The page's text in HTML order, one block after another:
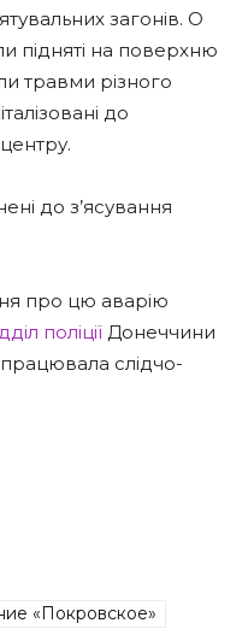
загонів. О
підняті на поверхню
травми різного
до
до з’ясування
про цю аварію
поліції Донеччини
працювала слідчо-
«Покровское»